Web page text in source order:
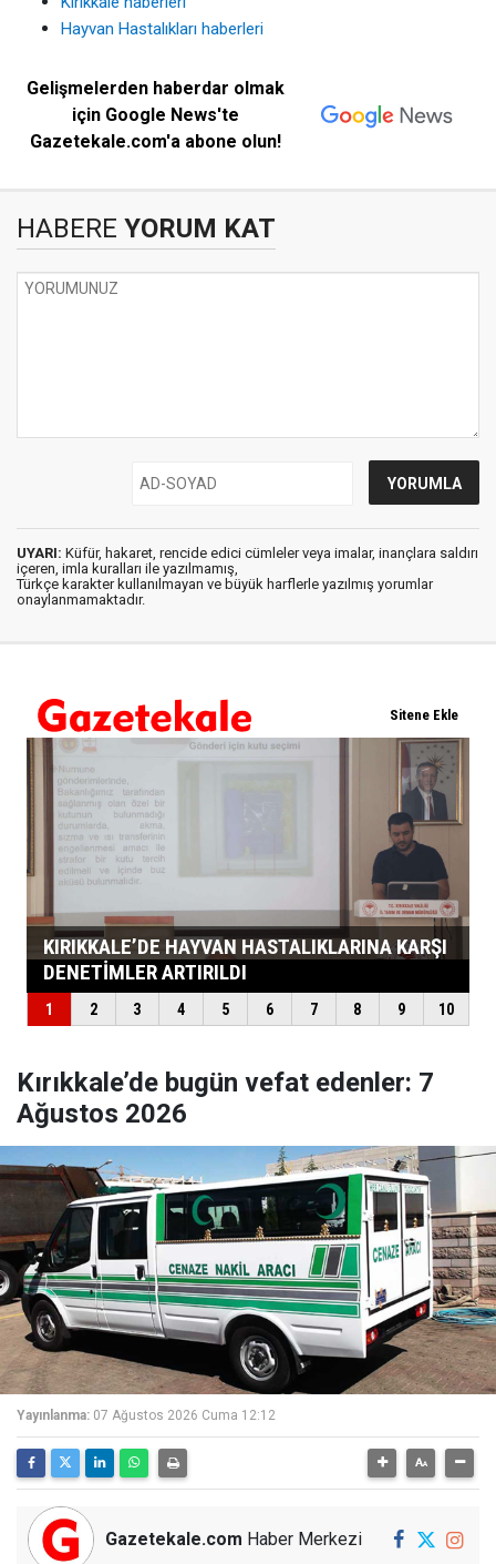
Hayvan Hastalıkları haberleri
Gelişmelerden haberdar olmak
için Google News'te
Gazetekale.com'a abone olun!
HABERE YORUM KAT
UYARI: Küfür, hakaret, rencide edici cümleler veya imalar, inançlara saldırı
içeren, imla kuralları ile yazılmamış,
Türkçe karakter kullanılmayan ve büyük harflerle yazılmış yorumlar
onaylanmamaktadır.
Kırıkkale’de bugün vefat edenler: 7
Ağustos 2026
Yayınlanma: 07 Ağustos 2026 Cuma 12:12
Gazetekale.com Haber Merkezi